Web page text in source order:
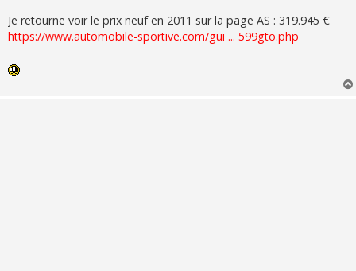
Je retourne voir le prix neuf en 2011 sur la page AS : 319.945 €
https://www.automobile-sportive.com/gui ... 599gto.php